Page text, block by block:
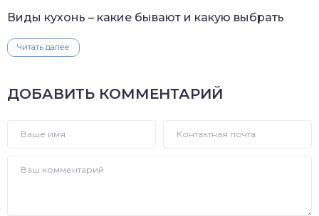
Виды кухонь – какие бывают и какую выбрать
Читать далее
ДОБАВИТЬ КОММЕНТАРИЙ